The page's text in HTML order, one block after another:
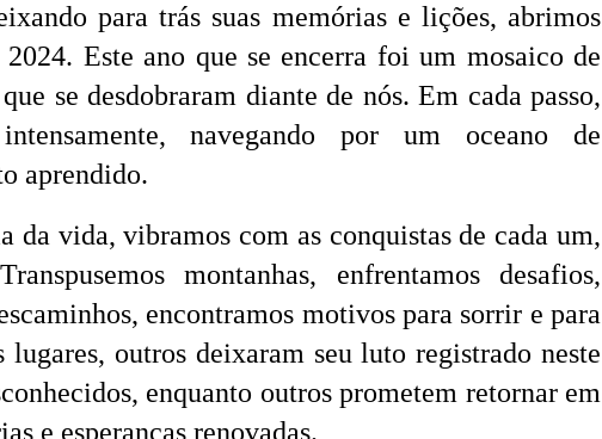
para trás suas memórias e lições, abrimos
2024. Este ano que se encerra foi um mosaico de
se desdobraram diante de nós. Em cada passo,
navegando por um oceano de
aprendido.
da vida, vibramos com as conquistas de cada um,
montanhas, enfrentamos desafios,
encontramos motivos para sorrir e para
outros deixaram seu luto registrado neste
enquanto outros prometem retornar em
e esperanças renovadas.